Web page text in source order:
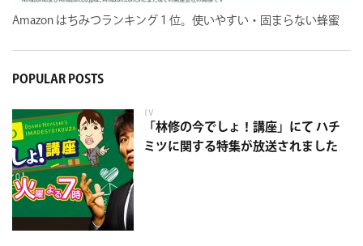
Amazon はちみつランキング１位。使いやすい・固まらない蜂蜜
POPULAR POSTS
TV
「林修の今でしょ！講座」にて ハチ
ミツに関する特集が放送されました